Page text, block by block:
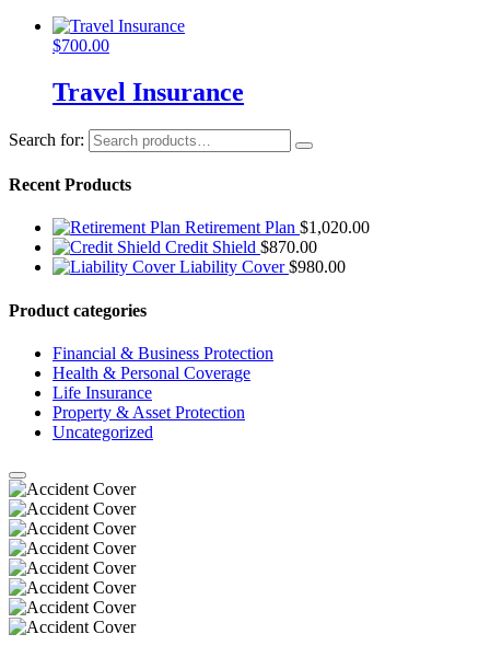
$700.00
Travel Insurance
Search for:
Recent Products
Retirement Plan $1,020.00
Credit Shield $870.00
Liability Cover $980.00
Product categories
Financial & Business Protection
Health & Personal Coverage
Life Insurance
Property & Asset Protection
Uncategorized